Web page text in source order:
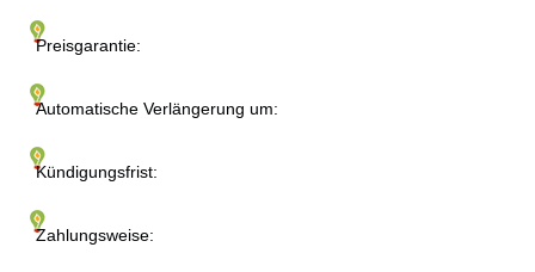
Preisgarantie:
Automatische Verlängerung um:
Kündigungsfrist:
Zahlungsweise: